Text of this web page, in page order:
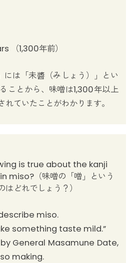
（1,300年前）
には「未醬（みしょう）」とい
ことから、味噌は1,300年以上
れていたことがわかります。
is true about the kanji
miso?（味噌の「噌」という
どれでしょう？）
miso.
something taste mild.”
General Masamune Date,
making.